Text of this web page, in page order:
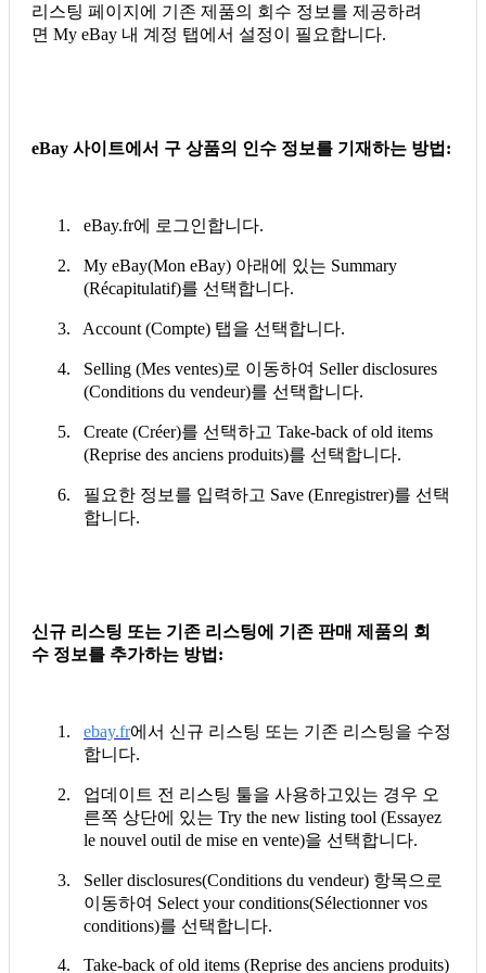
리스팅 페이지에 기존 제품의 회수 정보를 제공하려
면 My eBay 내 계정 탭에서 설정이 필요합니다.
eBay 사이트에서 구 상품의 인수 정보를 기재하는 방법 :
1. eBay.fr에 로그인합니다.
2. My eBay(Mon eBay) 아래에 있는 Summary
(Récapitulatif)를 선택합니다.
3. Account (Compte) 탭을 선택합니다.
4. Selling (Mes ventes)로 이동하여 Seller disclosures
(Conditions du vendeur)를 선택합니다.
5. Create (Créer)를 선택하고 Take-back of old items
(Reprise des anciens produits)를 선택합니다.
6. 필요한 정보를 입력하고 Save (Enregistrer)를 선택
합니다.
신규 리스팅 또는 기존 리스팅에 기존 판매 제품의 회
수 정보를 추가하는 방법 :
1. ebay.fr에서 신규 리스팅 또는 기존 리스팅을 수정
합니다.
2. 업데이트 전 리스팅 툴을 사용하고있는 경우 오
른쪽 상단에 있는 Try the new listing tool (Essayez
le nouvel outil de mise en vente)을 선택합니다.
3. Seller disclosures(Conditions du vendeur) 항목으로
이동하여 Select your conditions(Sélectionner vos
conditions)를 선택합니다.
4. Take-back of old items (Reprise des anciens produits)